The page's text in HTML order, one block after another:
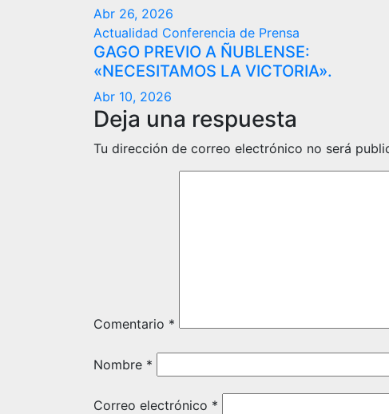
Abr 26, 2026
Actualidad Conferencia de Prensa
GAGO PREVIO A ÑUBLENSE:
«NECESITAMOS LA VICTORIA».
Abr 10, 2026
Deja una respuesta
Tu dirección de correo electrónico no será
Comentario *
Nombre *
Correo electrónico *